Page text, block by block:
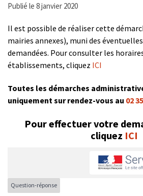
Publié le 8 janvier 2020
Il est possible de réaliser cette
mairies annexes), muni des
demandées. Pour consulter les
établissements, cliquez ICI
Toutes les démarches
uniquement sur rendez-vous au 02
Pour effectuer votre
cliquez ICI
Question-réponse